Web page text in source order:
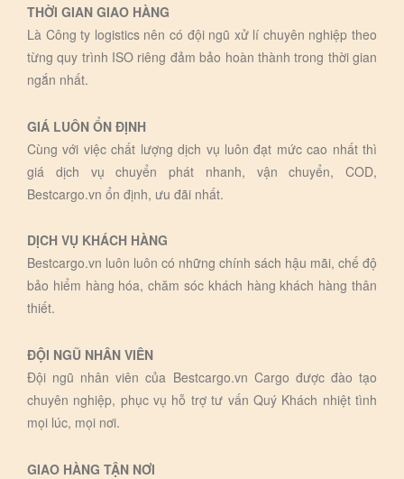
THỜI GIAN GIAO HÀNG
Là Công ty logistics nên có đội ngũ xử lí chuyên nghiệp theo
từng quy trình ISO riêng đảm bảo hoàn thành trong thời gian
ngắn nhất.
GIÁ LUÔN ỔN ĐỊNH
Cùng với việc chất lượng dịch vụ luôn đạt mức cao nhất thì
giá dịch vụ chuyển phát nhanh, vận chuyển, COD,
Bestcargo.vn ổn định, ưu đãi nhất.
DỊCH VỤ KHÁCH HÀNG
Bestcargo.vn luôn luôn có những chính sách hậu mãi, chế độ
bảo hiểm hàng hóa, chăm sóc khách hàng khách hàng thân
thiết.
ĐỘI NGŨ NHÂN VIÊN
Đội ngũ nhân viên của Bestcargo.vn Cargo được đào tạo
chuyên nghiệp, phục vụ hỗ trợ tư vấn Quý Khách nhiệt tình
mọi lúc, mọi nơi.
GIAO HÀNG TẬN NƠI